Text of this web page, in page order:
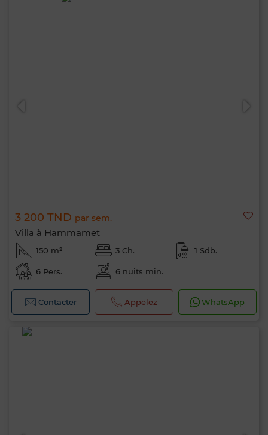
3 200 TND par sem.
Villa à Hammamet
150 m² 3 Ch. 1 Sdb.
6 Pers. 6 nuits min.
Contacter Appelez WhatsApp